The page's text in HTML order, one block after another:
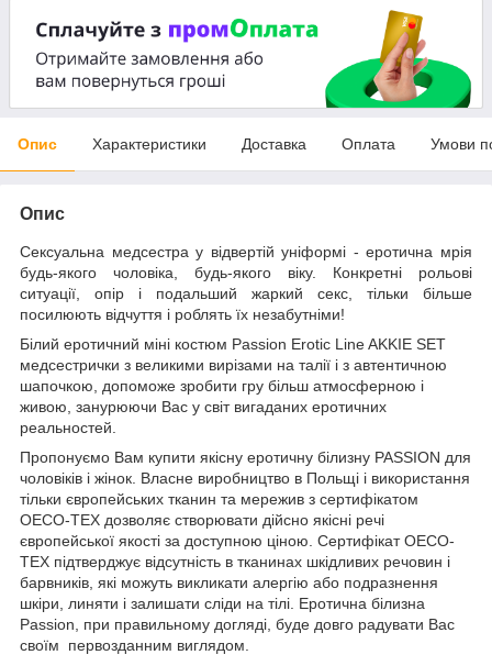
Опис Характеристики Доставка Оплата Умови
Опис
Сексуальна медсестра у відвертій уніформі - еротична мрія
будь-якого чоловіка, будь-якого віку. Конкретні рольові
ситуації, опір і подальший жаркий секс, тільки більше
посилюють відчуття і роблять їх незабутніми!
Білий еротичний міні костюм Passion Erotic Line AKKIE SET
медсестрички з великими вирізами на талії і з автентичною
шапочкою, допоможе зробити гру більш атмосферною і
живою, занурюючи Вас у світ вигаданих еротичних
реальностей.
Пропонуємо Вам купити якісну еротичну білизну PASSION для
чоловіків і жінок. Власне виробництво в Польщі і використання
тільки європейських тканин та мережив з сертифікатом
OECO-TEX дозволяє створювати дійсно якісні речі
європейської якості за доступною ціною. Сертифікат OECO-
TEX підтверджує відсутність в тканинах шкідливих речовин і
барвників, які можуть викликати алергію або подразнення
шкіри, линяти і залишати сліди на тілі. Еротична білизна
Passion, при правильному догляді, буде довго радувати Вас
своїм первозданним виглядом.